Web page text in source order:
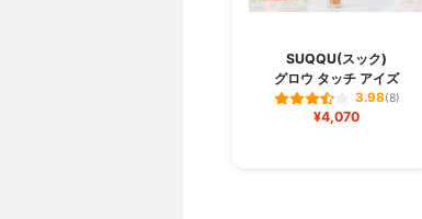
SUQQU(スック)
グロウ タッチ アイズ
3.98(8)
¥4,070